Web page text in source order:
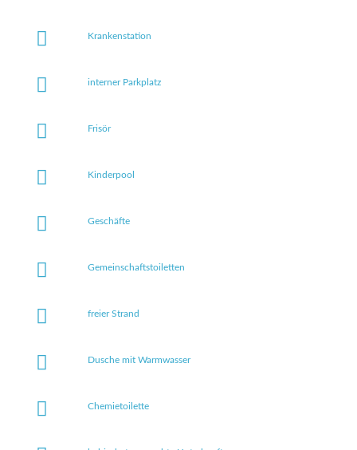
Krankenstation
interner Parkplatz
Frisör
Kinderpool
Geschäfte
Gemeinschaftstoiletten
freier Strand
Dusche mit Warmwasser
Chemietoilette